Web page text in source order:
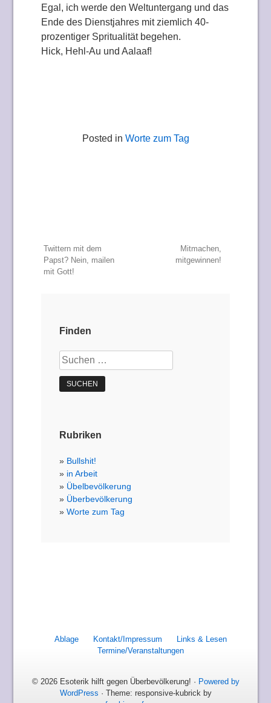
Egal, ich werde den Weltuntergang und das
Ende des Dienstjahres mit ziemlich 40-
prozentiger Spritualität begehen.
Hick, Hehl-Au und Aalaaf!
Posted in Worte zum Tag
Beitragsnavigation
Twittern mit dem
Papst? Nein, mailen
mit Gott!
Mitmachen,
mitgewinnen!
Finden
Suchen
nach:
Rubriken
Bullshit!
in Arbeit
Übelbevölkerung
Überbevölkerung
Worte zum Tag
Ablage Kontakt/Impressum
Links & Lesen
Termine/Veranstaltungen
© 2026 Esoterik hilft gegen Überbevölkerung! · Powered by
WordPress · Theme: responsive-kubrick by